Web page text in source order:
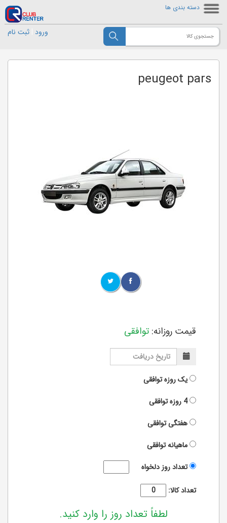
دسته بندی ها
ورود ثبت نام
peugeot pars
قیمت روزانه: توافقی
یک روزهتوافقی
4 روزه
توافقی
هفتگیتوافقی
ماهیانهتوافقی
تعداد روز دلخواه
تعداد کالا:
لطفاً تعداد روز را وارد کنید.